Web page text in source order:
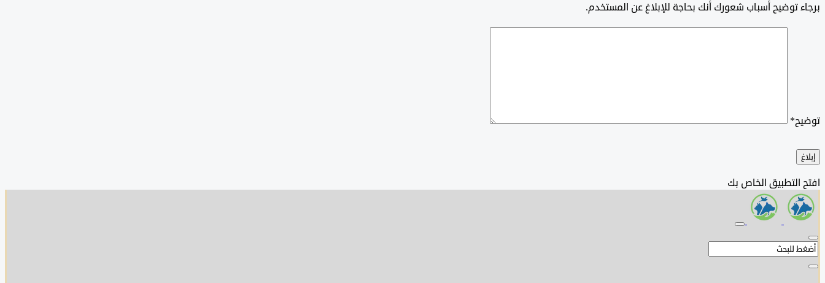
برجاء توضيح أسباب شعورك أنك بحاجة للإبلاغ عن المستخدم.
توضيح*
إبلاغ
افتح التطبيق الخاص بك